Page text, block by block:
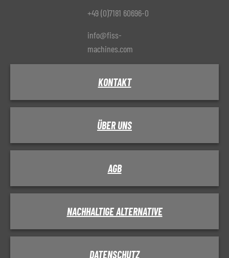
+49 (0)7181 60696-0
info@fiss-
machines.com
KONTAKT
ÜBER UNS
AGB
NACHHALTIGE ALTERNATIVE
DATENSCHUTZ